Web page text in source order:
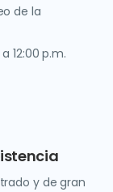
de la
12:00 p.m.
y de gran